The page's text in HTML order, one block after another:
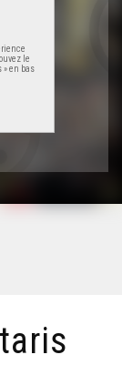
le
» en bas